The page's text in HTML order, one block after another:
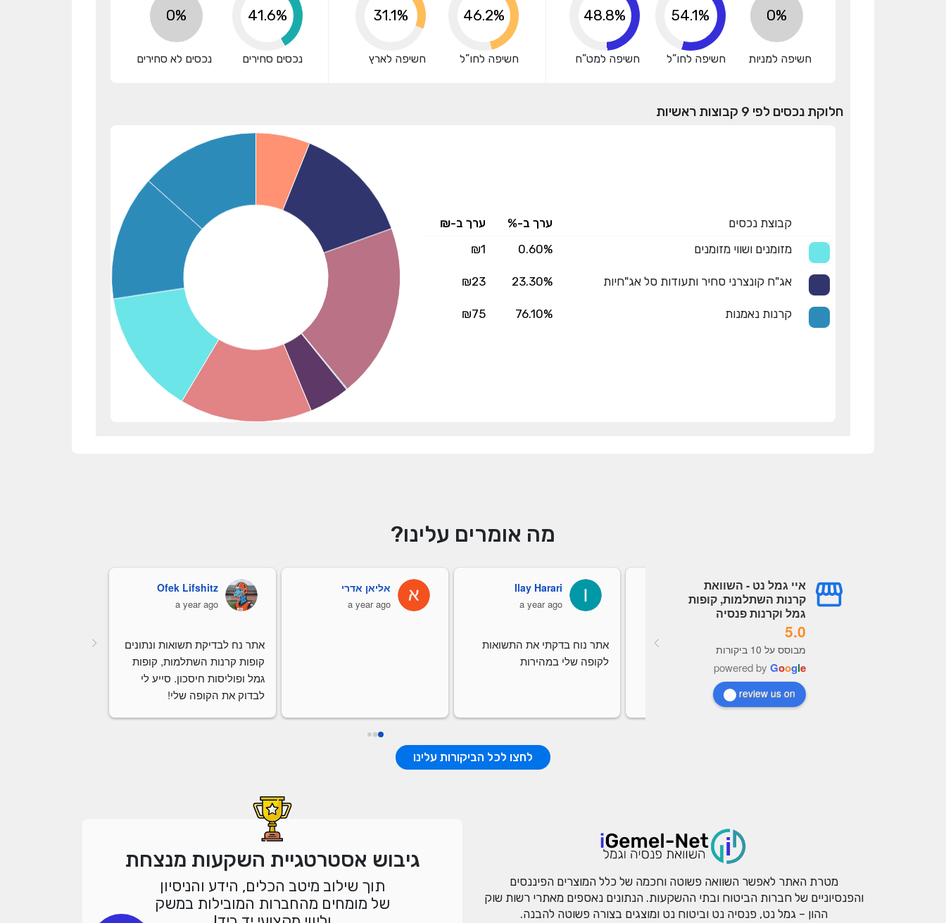
0%
חשיפה למניות
67.4%
חשיפה לחו”ל
60.7%
חשיפה למט”ח
57.1%
חשיפה לחו”ל
31.1%
חשיפה לארץ
51.8%
נכסים סחירים
0%
נכסים לא סחירים
חלוקת נכסים לפי 9 קבוצות ראשיות
קבוצת נכסים ערך ב-%
ערך ב-₪
מזומנים ושווי מזומנים
0.60%
₪1
אג"ח קונצרני סחיר ותעודות סל אג"חיות 23.30%
₪23
קרנות נאמנות 76.10%
₪75
מה אומרים עלינו?
איי גמל נט - השוואת
קרנות השתלמות, קופות
גמל וקרנות פנסיה
5.0
מבוסס על 10 ביקורות
powered by Google
review us on
עמית עובדיה
a year ago
Ilay Harari
a year ago
אתר נוח בדקתי את התשואות
לקופה שלי במהירות
אליאן אדרי
a year ago
Ofek Lifshitz
a year ago
לבדוק את הקופה שלי!
לחצו לכל הביקורות עלינו
מטרת האתר לאפשר השוואה פשוטה וחכמה של כלל המוצרים הפיננסים
והפנסיוניים של חברות הביטוח ובתי ההשקעות. הנתונים נאספים מאתרי רשות שוק
ההון – גמל נט, פנסיה נט וביטוח נט ומוצגים בצורה פשוטה להבנה.
גיבוש אסטרטגיית השקעות מנצחת
תוך שילוב מיטב הכלים, הידע והניסיון
של מומחים מהחברות המובילות במשק